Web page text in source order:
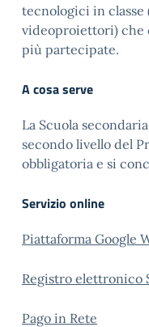
tecnologici in
videoproiettori) che
più partecipate.
A cosa serve
La Scuola
secondo livello del
obbligatoria e si
Servizio online
Piattaforma Google
Registro elettronico
Pago in Rete